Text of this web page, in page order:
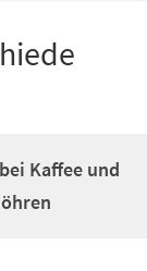
Kaffee und